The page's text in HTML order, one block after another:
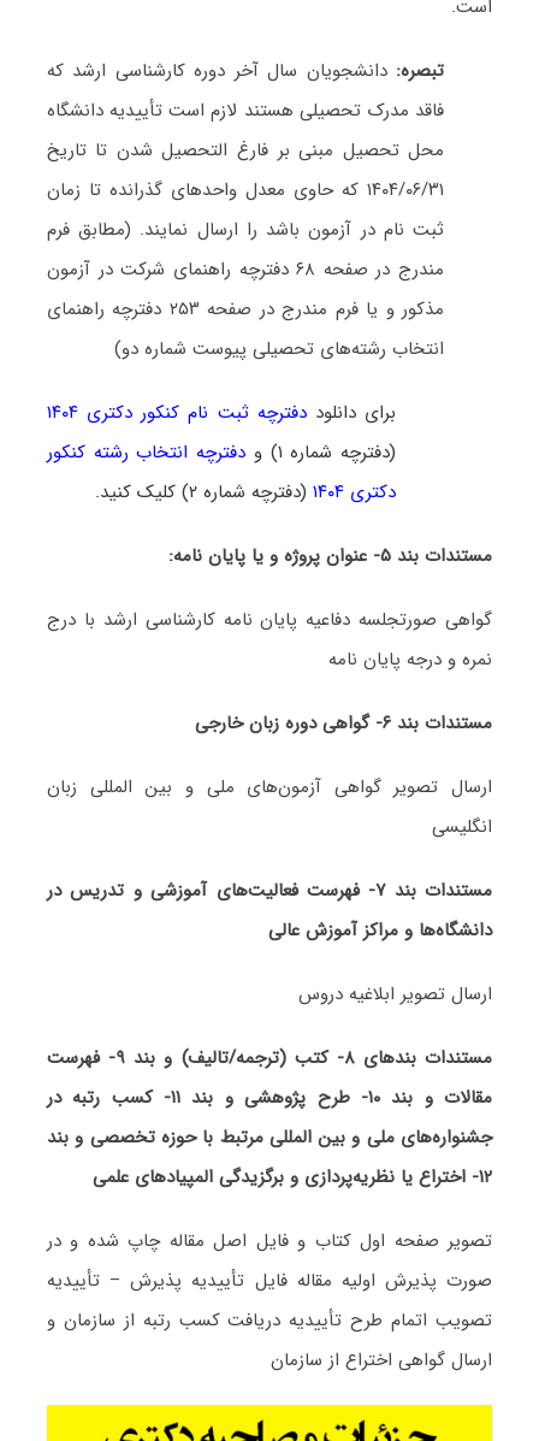
است.
تبصره: دانشجویان سال آخر دوره کارشناسی ارشد که
فاقد مدرک تحصیلی هستند لازم است تأییدیه دانشگاه
محل تحصیل مبنی بر فارغ التحصیل شدن تا تاریخ
۱۴۰۴/۰۶/۳۱ که حاوی معدل واحدهای گذرانده تا زمان
ثبت نام در آزمون باشد را ارسال نمایند. (مطابق فرم
مندرج در صفحه ۶۸ دفترچه راهنمای شرکت در آزمون
مذکور و یا فرم مندرج در صفحه ۲۵۳ دفترچه راهنمای
انتخاب رشته‌های تحصیلی پیوست شماره دو)
برای دانلود دفترچه ثبت نام کنکور دکتری ۱۴۰۴
(دفترچه شماره ۱) و
دفترچه انتخاب رشته کنکور
دکتری ۱۴۰۴
(دفترچه شماره ۲) کلیک کنید.
مستندات بند ۵- عنوان پروژه و یا پایان نامه:
گواهی صورتجلسه دفاعیه پایان نامه کارشناسی ارشد با درج
نمره و درجه پایان نامه
مستندات بند ۶- گواهی دوره زبان خارجی
ارسال تصویر گواهی آزمون‌های ملی و بین المللی زبان
انگلیسی
مستندات بند ۷- فهرست فعالیت‌های آموزشی و تدریس در
دانشگاه‌ها و مراکز آموزش عالی
ارسال تصویر ابلاغیه دروس
مستندات بندهای ۸- کتب (ترجمه/تالیف) و بند ۹- فهرست
مقالات و بند ۱۰- طرح پژوهشی و بند ۱۱- کسب رتبه در
جشنواره‌های ملی و بین المللی مرتبط با حوزه تخصصی و بند
۱۲- اختراع یا نظریه‌پردازی و برگزیدگی المپیادهای علمی
تصویر صفحه اول کتاب و فایل اصل مقاله چاپ شده و در
صورت پذیرش اولیه مقاله فایل تأییدیه پذیرش – تأییدیه
تصویب اتمام طرح تأییدیه دریافت کسب رتبه از سازمان و
ارسال گواهی اختراع از سازمان